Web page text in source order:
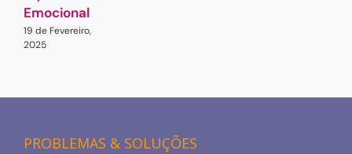
Emocional
19 de Fevereiro,
2025
PROBLEMAS & SOLUÇÕES